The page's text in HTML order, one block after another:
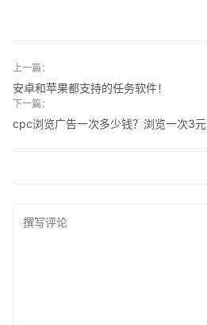
上一篇：
安卓和苹果都支持的任务软件！
下一篇：
cpc浏览广告一次多少钱？浏览一次3元